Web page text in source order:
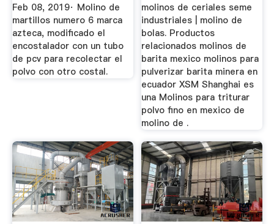
Feb 08, 2019· Molino de
martillos numero 6 marca
azteca, modificado el
encostalador con un tubo
de pcv para recolectar el
polvo con otro costal.
molinos de ceriales seme
industriales | molino de
bolas. Productos
relacionados molinos de
barita mexico molinos para
pulverizar barita minera en
ecuador XSM Shanghai es
una Molinos para triturar
polvo fino en mexico de
molino de .